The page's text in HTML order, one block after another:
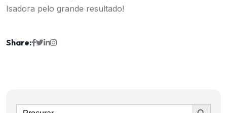
Isadora pelo grande resultado!
Share:
Ir